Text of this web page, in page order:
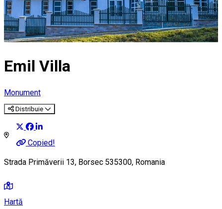
Emil Villa
Monument
Distribuie
Copied!
Strada Primăverii 13, Borsec 535300, Romania
Hartă